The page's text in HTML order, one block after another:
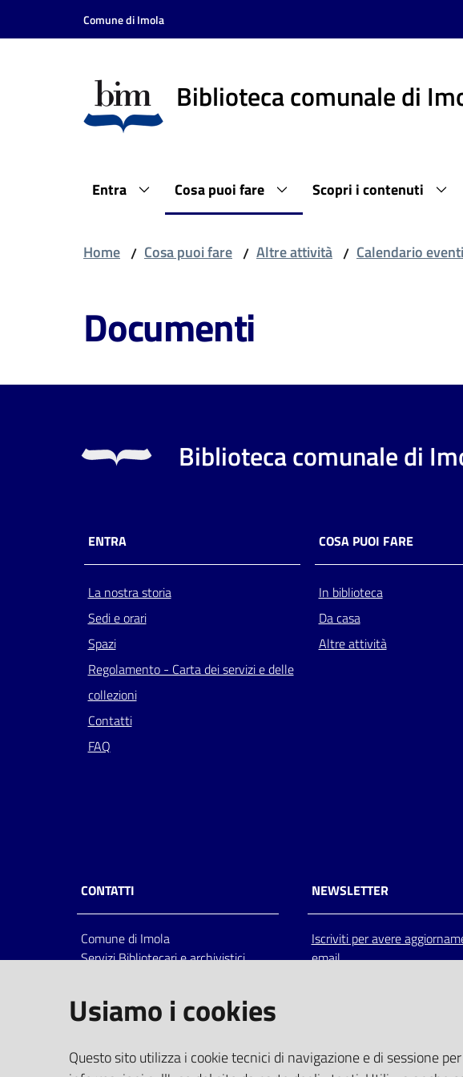
Vai al contenuto
Vai alla navigazione
Comune di Imola
Biblioteca comunale di
Entra Cosa puoi fare Scopri i contenuti
Home / Cosa puoi fare / Altre attività / Calendario eventi
Documenti
Biblioteca comunale di
ENTRA
La nostra storia
Sedi e orari
Spazi
Regolamento - Carta dei servizi e delle
collezioni
Contatti
FAQ
COSA PUOI FARE
In biblioteca
Da casa
Altre attività
CONTATTI
Comune di Imola
Servizi Bibliotecari e archivistici
Italia
centralino: tel 0542.6026.36 fax
bim@comune.imola.bo.it
PEC
NEWSLETTER
Iscriviti per avere
email
Usiamo i cookies
Questo sito utilizza i cookie tecnici di navigazione e di sessione